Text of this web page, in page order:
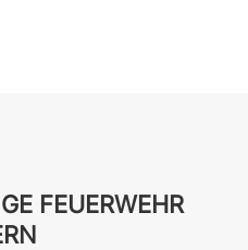
FEUERWEHR